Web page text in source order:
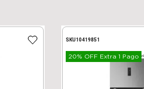
SKU10419851
20% OFF Extra 1 Pago